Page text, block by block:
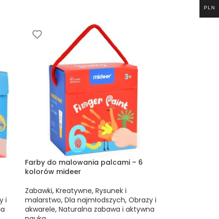
i
Farby do malowania palcami – 6
kolorów mideer
Zabawki, Kreatywne, Rysunek i
malarstwo, Dla najmłodszych, Obrazy i
akwarele, Naturalna zabawa i aktywna
PLN